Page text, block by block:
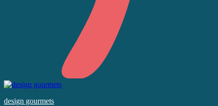
Skip
content
design gourmets